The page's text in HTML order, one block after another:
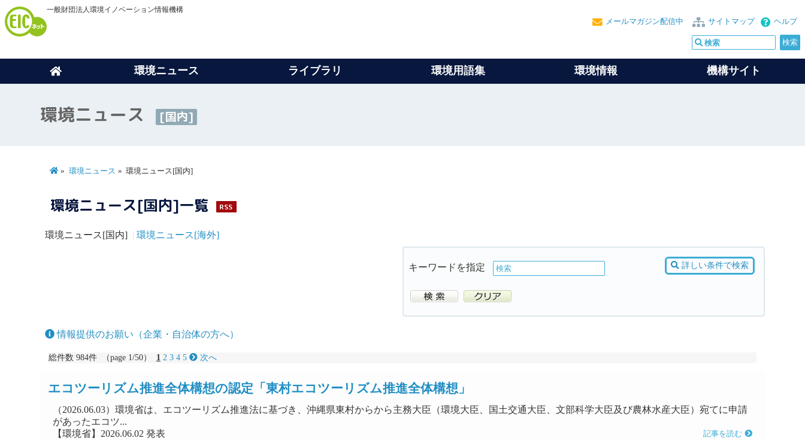
一般財団法人環境イノベーション情報機構
ヘルプ
サイトマップ
メールマガジン配信中
環境ニュース ライブラリ 環境用語集 環境情報 機構サイト
環境ニュース [国内]
環境ニュース 環境ニュース[国内]
環境ニュース[国内]一覧 RSS
環境ニュース[国内] 環境ニュース[海外]
キーワードを指定 詳しい条件で検索
情報提供のお願い（企業・自治体の方へ）
総件数 984件 （page 1/50） 1 2 3 4 5 次へ
エコツーリズム推進全体構想の認定「東村エコツーリズム推進全体構想」
（2026.06.03）環境省は、エコツーリズム推進法に基づき、沖縄県東村からから主務大臣（環境大臣、国土交通大臣、文部科学大臣及び農林水産大臣）宛てに申請
があったエコツ...
【環境省】2026.06.02 発表
記事を読む